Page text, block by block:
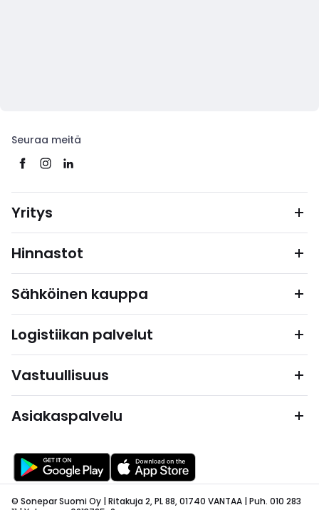
Seuraa meitä
Yritys
Hinnastot
Sähköinen kauppa
Logistiikan palvelut
Vastuullisuus
Asiakaspalvelu
© Sonepar Suomi Oy | Ritakuja 2, PL 88, 01740 VANTAA | Puh. 010 283